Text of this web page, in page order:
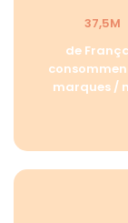
37,5M
de
marques /